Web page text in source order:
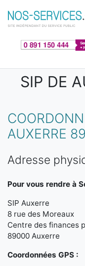
Aller au contenu
SIP DE
AUXERRE
Adresse
Pour vous rendre à
SIP Auxerre
8 rue des Moreaux
Centre des finances
89000 Auxerre
Coordonnées GPS :